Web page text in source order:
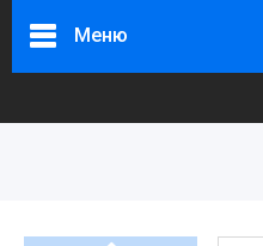
Меню